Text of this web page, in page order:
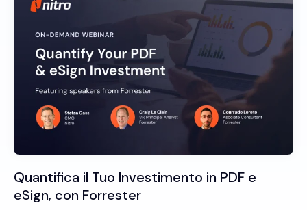
Quantifica il Tuo Investimento in PDF e
eSign, con Forrester